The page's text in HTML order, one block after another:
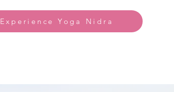
Experience Yoga Nidra